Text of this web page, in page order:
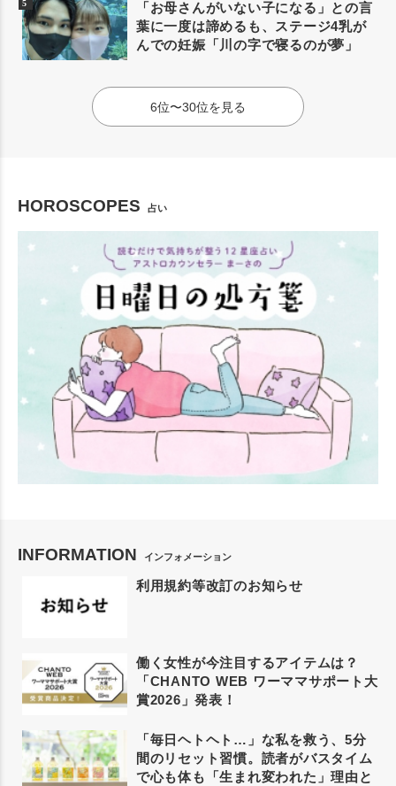
「お母さんがいない子になる」との言
葉に一度は諦めるも、ステージ4乳が
んでの妊娠「川の字で寝るのが夢」
6位〜30位を見る
HOROSCOPES 占い
INFORMATION インフォメーション
利用規約等改訂のお知らせ
働く女性が今注目するアイテムは？
「CHANTO WEB ワーママサポート大
賞2026」発表！
「毎日ヘトヘト…」な私を救う、5分
間のリセット習慣。読者がバスタイム
で心も体も「生まれ変われた」理由と